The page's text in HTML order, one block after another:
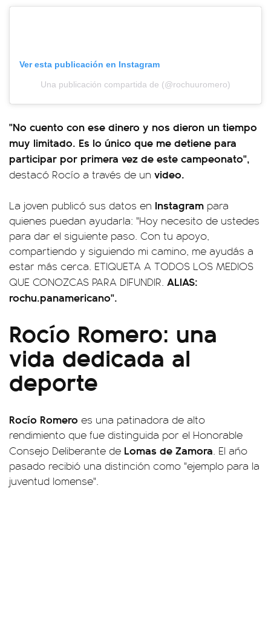
Ver esta publicación en Instagram
Una publicación compartida de (@rochuuromero)
"No cuento con ese dinero y nos dieron un tiempo
muy limitado. Es lo único que me detiene para
participar por primera vez de este campeonato",
destacó Rocío a través de un video.
La joven publicó sus datos en Instagram para
quienes puedan ayudarla: "Hoy necesito de ustedes
para dar el siguiente paso. Con tu apoyo,
compartiendo y siguiendo mi camino, me ayudás a
estar más cerca. ETIQUETA A TODOS LOS MEDIOS
QUE CONOZCAS PARA DIFUNDIR. ALIAS:
rochu.panamericano".
Rocío Romero: una
vida dedicada al
deporte
Rocío Romero es una patinadora de alto
rendimiento que fue distinguida por el Honorable
Consejo Deliberante de Lomas de Zamora. El año
pasado recibió una distinción como "ejemplo para la
juventud lomense".